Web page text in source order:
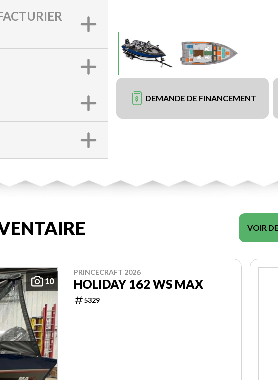
DEMANDE DE FINANCEMENT
VOIR
10
PRINCECRAFT 2026
HOLIDAY 162 WS MAX
5329